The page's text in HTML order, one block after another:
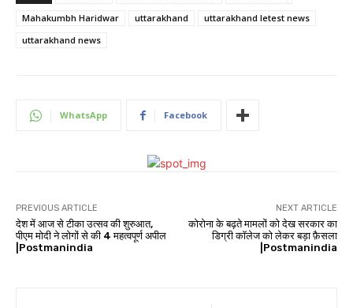
Mahakumbh Haridwar
uttarakhand
uttarakhand letest news
uttarakhand news
WhatsApp Facebook
PREVIOUS ARTICLE
देश में आज से टीका उत्सव की शुरुआत,
पीएम मोदी ने लोगों से की 4 महत्वपूर्ण अपील
|Postmanindia
NEXT ARTICLE
कोरोना के बढ़ते मामलों को देख सरकार का
डिग्री कॉलेज को लेकर बड़ा फ़ैसला
|Postmanindia